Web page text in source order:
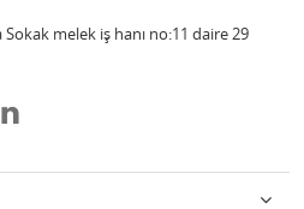
melek iş hanı no:11 daire 29